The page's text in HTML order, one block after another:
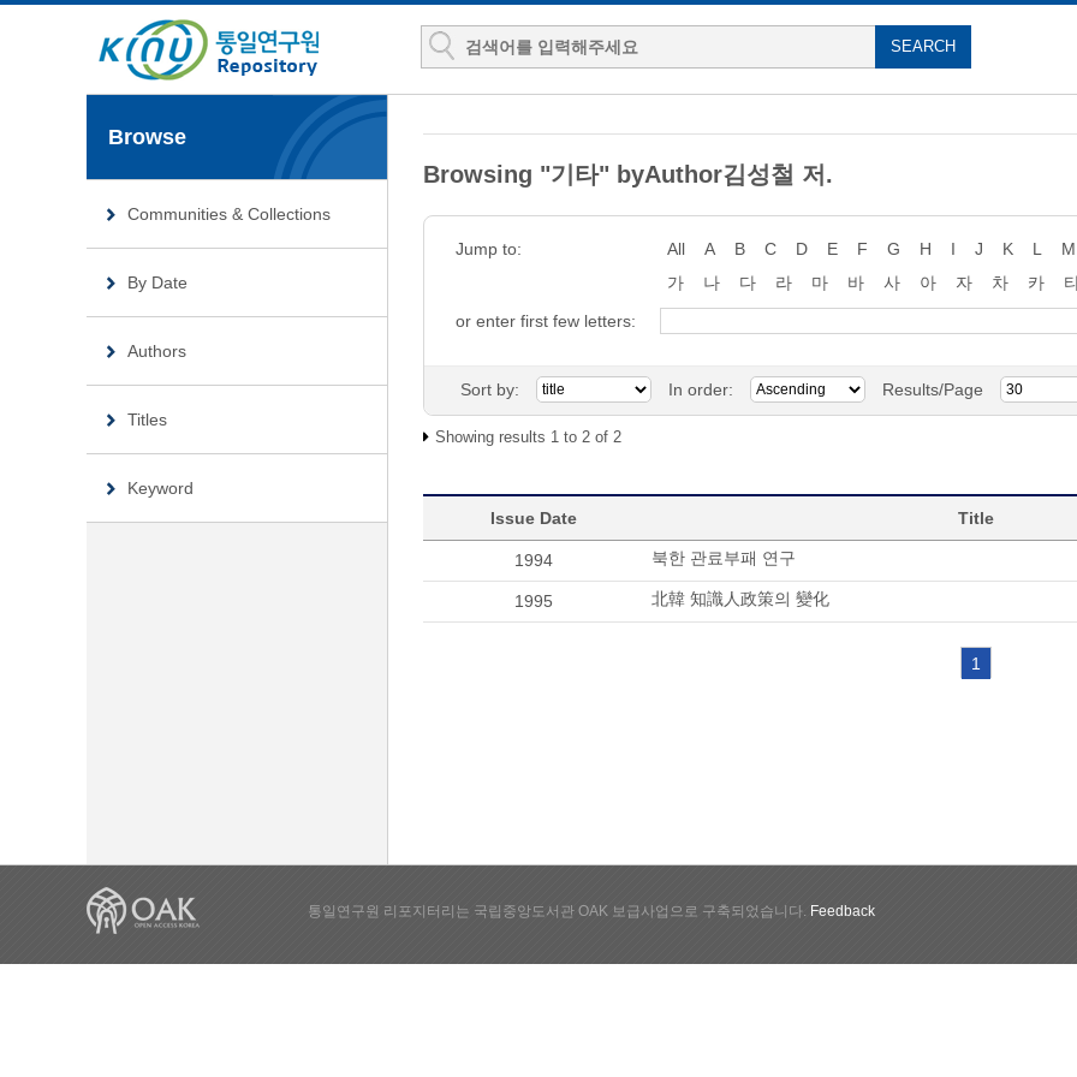
Browse
Communities & Collections
By Date
Authors
Titles
Keyword
Browsing "기타" byAuthor김성철 저.
Jump to: All A B C D E F G H I J K L M
가
나 다 라 마 바 사 아 자 차 카
or enter first few letters:
Sort by: In order: Results/Page
Showing results 1 to 2 of 2
Issue Date Title
1994 북한 관료부패 연구
1995 北韓 知識人政策의 變化
1
통일연구원 리포지터리는 국립중앙도서관 OAK 보급사업으로 구축되었습니다. Feedback